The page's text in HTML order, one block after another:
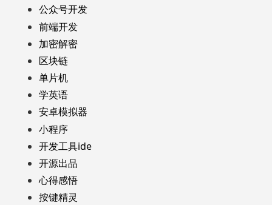
公众号开发
前端开发
加密解密
区块链
单片机
学英语
安卓模拟器
小程序
开发工具ide
开源出品
心得感悟
按键精灵